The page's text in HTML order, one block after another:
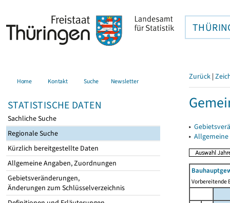
Home Kontakt Suche Newsletter
STATISTISCHE DATEN
Sachliche Suche
Regionale Suche
Kürzlich bereitgestellte Daten
Allgemeine Angaben, Zuordnungen
Gebietsveränderungen,
Änderungen zum Schlüsselverzeichnis
Zurück |
▸
▸
Vorbereitende